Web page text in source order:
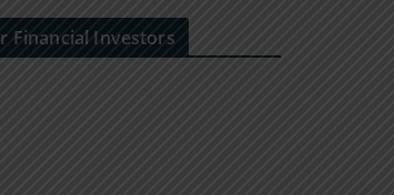
Financial Investors